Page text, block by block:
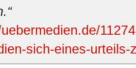
sich-eines-urteils-